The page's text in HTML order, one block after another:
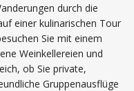
durch die
einer kulinarischen Tour
Sie mit einem
Weinkellereien und
ob Sie private,
Gruppenausflüge